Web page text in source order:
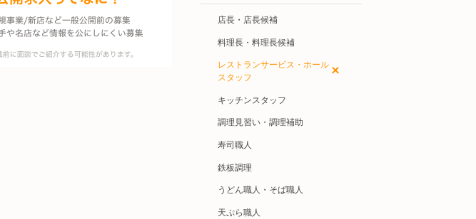
店長・店長候補
料理長・料理長候補
レストランサービス・ホール
スタッフ
キッチンスタッフ
調理見習い・調理補助
寿司職人
鉄板調理
うどん職人・そば職人
天ぷら職人